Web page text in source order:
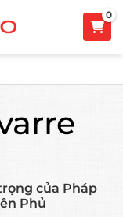
0
của Pháp
Phủ